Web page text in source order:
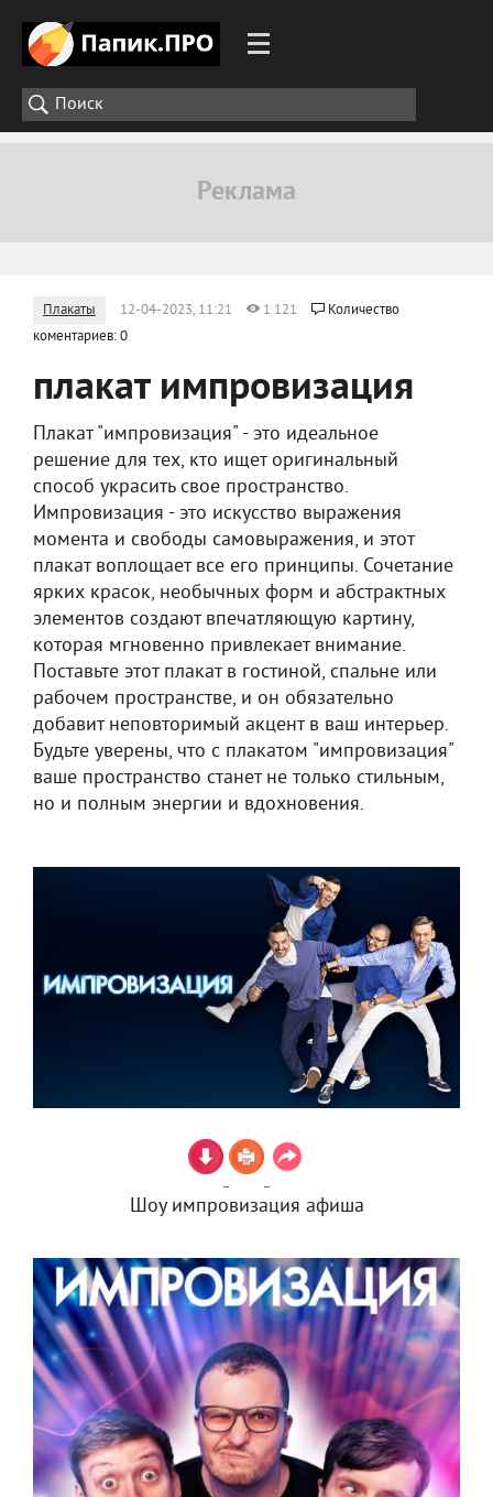
Плакаты 12-04-2023, 11:21 1 121
Количество
коментариев: 0
плакат импровизация
Плакат "импровизация" - это идеальное
решение для тех, кто ищет оригинальный
способ украсить свое пространство.
Импровизация - это искусство выражения
момента и свободы самовыражения, и этот
плакат воплощает все его принципы. Сочетание
ярких красок, необычных форм и абстрактных
элементов создают впечатляющую картину,
которая мгновенно привлекает внимание.
Поставьте этот плакат в гостиной, спальне или
рабочем пространстве, и он обязательно
добавит неповторимый акцент в ваш интерьер.
Будьте уверены, что с плакатом "импровизация"
ваше пространство станет не только стильным,
но и полным энергии и вдохновения.
Шоу импровизация афиша